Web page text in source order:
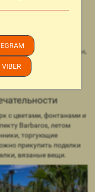
практически не
популярностью
небольшой
и мелкогалечными
преимущество — цены,
что вкупе с
приемлемым
с цветами, фонтанами и
Barbaros, летом
торгующие
прикупить поделки
вязаные вещи.